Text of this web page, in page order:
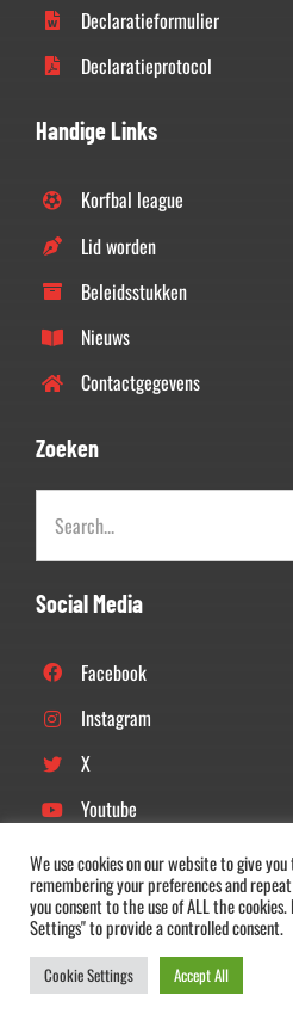
Declaratieformulier
Declaratieprotocol
Handige Links
Korfbal league
Lid worden
Beleidsstukken
Nieuws
Contactgegevens
Zoeken
naar:
Social Media
Facebook
Instagram
X
Youtube
Linkedin
Tiktok
© Copyright 2022 –2026 |DOS’46
We use cookies on our website to give
remembering your preferences and
you consent to the use of ALL the
Settings" to provide a controlled consent.
Cookie Settings Accept All